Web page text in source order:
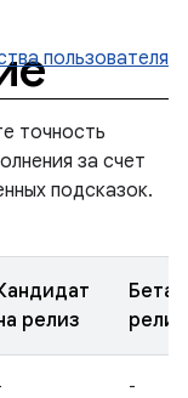
пользователя
точность
за счет
подсказок.
релиз
Бета-
релиз
-